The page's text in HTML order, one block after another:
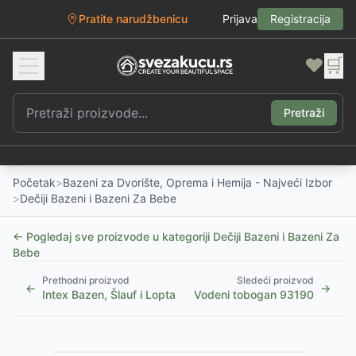
Pratite narudžbenicu Prijava Registracija
❤️ 🛒
Pretraži
Početak>Bazeni za Dvorište, Oprema i Hemija - Najveći Izbor
>Dečiji Bazeni i Bazeni Za Bebe
← Pogledaj sve proizvode u kategoriji Dečiji Bazeni i Bazeni Za
Bebe
←
Prethodni proizvod
Intex Bazen, Šlauf i Lopta
Sledeći proizvod
Vodeni tobogan 93190 →